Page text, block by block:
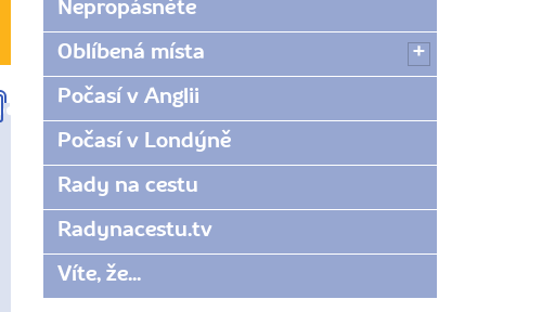
Nepropásněte
Oblíbená místa
Počasí v Anglii
Počasí v Londýně
Rady na cestu
Radynacestu.tv
Víte, že...